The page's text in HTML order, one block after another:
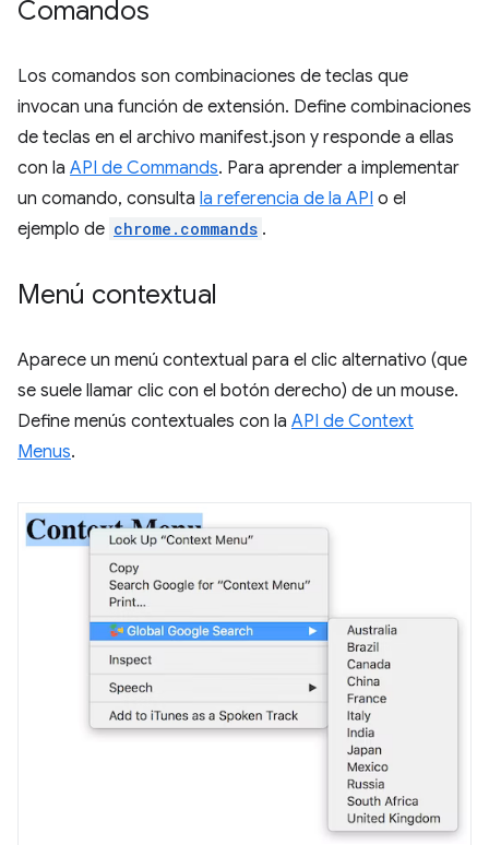
Comandos
Los comandos son combinaciones de teclas que
invocan una función de extensión. Define combinaciones
de teclas en el archivo manifest.json y responde a ellas
con la API de Commands. Para aprender a implementar
un comando, consulta la referencia de la API o el
ejemplo de chrome.commands .
Menú contextual
Aparece un menú contextual para el clic alternativo (que
se suele llamar clic con el botón derecho) de un mouse.
Define menús contextuales con la API de Context
Menus.